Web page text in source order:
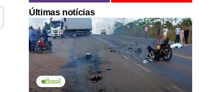
Últimas notícias
Brasil